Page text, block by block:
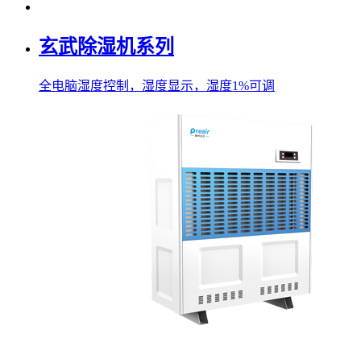
玄武除湿机系列
全电脑湿度控制，湿度显示，湿度1%可调